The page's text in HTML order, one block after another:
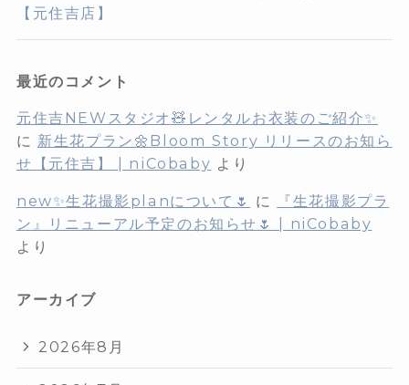
【元住吉店】
最近のコメント
元住吉NEWスタジオ🧸レンタルお衣装のご紹介✨
に 新生花プラン🌼Bloom Story リリースのお知ら
せ【元住吉】 | niCobaby より
new✨生花撮影planについて🌷 に
『生花撮影プラ
ン』リニューアル予定のお知らせ🌷 | niCobaby
より
アーカイブ
2026年8月